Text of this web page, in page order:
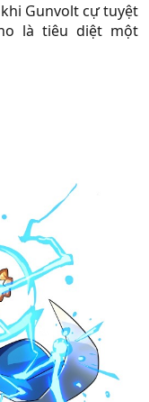
Gunvolt cự tuyệt
là tiêu diệt một